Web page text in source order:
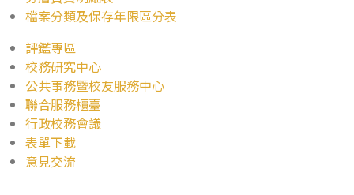
檔案分類及保存年限區分表
評鑑專區
校務研究中心
公共事務暨校友服務中心
聯合服務櫃臺
行政校務會議
表單下載
意見交流